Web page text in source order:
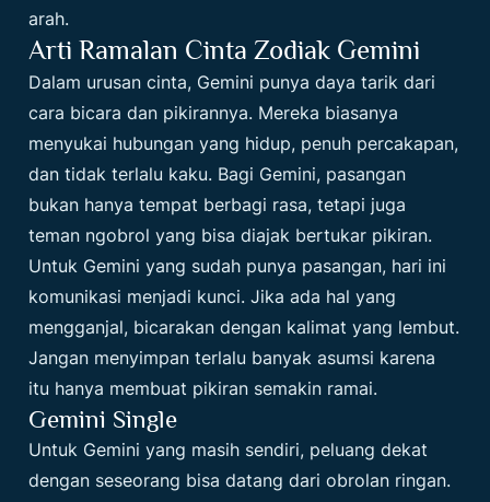
arah.
Arti Ramalan Cinta Zodiak Gemini
Dalam urusan cinta, Gemini punya daya tarik dari
cara bicara dan pikirannya. Mereka biasanya
menyukai hubungan yang hidup, penuh percakapan,
dan tidak terlalu kaku. Bagi Gemini, pasangan
bukan hanya tempat berbagi rasa, tetapi juga
teman ngobrol yang bisa diajak bertukar pikiran.
Untuk Gemini yang sudah punya pasangan, hari ini
komunikasi menjadi kunci. Jika ada hal yang
mengganjal, bicarakan dengan kalimat yang lembut.
Jangan menyimpan terlalu banyak asumsi karena
itu hanya membuat pikiran semakin ramai.
Gemini Single
Untuk Gemini yang masih sendiri, peluang dekat
dengan seseorang bisa datang dari obrolan ringan.